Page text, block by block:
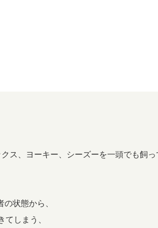
ス、ヨーキー、シーズーを一頭でも飼
状態から、
しまう、